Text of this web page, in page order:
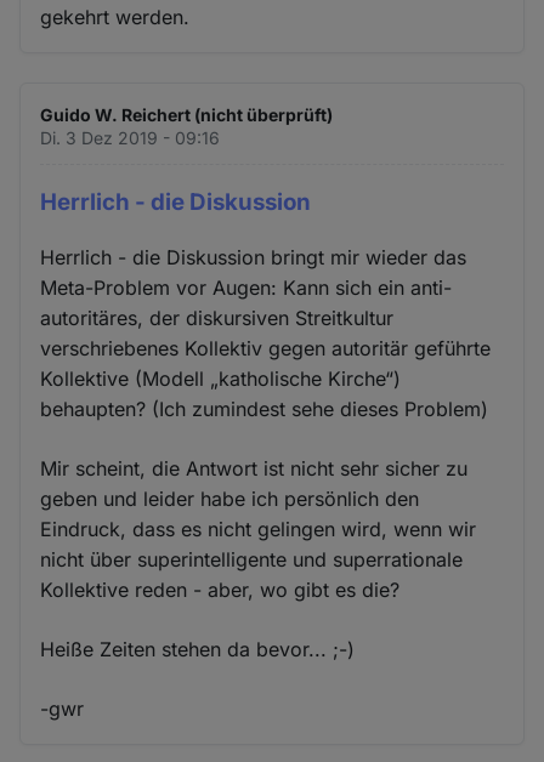
gekehrt werden.
Guido W. Reichert (nicht überprüft)
Di. 3 Dez 2019 - 09:16
Herrlich - die Diskussion
Herrlich - die Diskussion bringt mir wieder das
Meta-Problem vor Augen: Kann sich ein anti-
autoritäres, der diskursiven Streitkultur
verschriebenes Kollektiv gegen autoritär geführte
Kollektive (Modell „katholische Kirche“)
behaupten? (Ich zumindest sehe dieses Problem)
Mir scheint, die Antwort ist nicht sehr sicher zu
geben und leider habe ich persönlich den
Eindruck, dass es nicht gelingen wird, wenn wir
nicht über superintelligente und superrationale
Kollektive reden - aber, wo gibt es die?
Heiße Zeiten stehen da bevor... ;-)
-gwr